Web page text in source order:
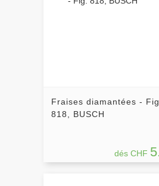
Fraises diamantées -
818, BUSCH
dés CHF